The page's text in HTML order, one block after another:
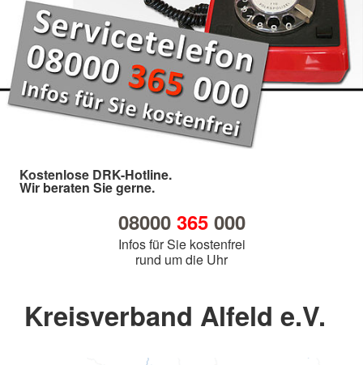
Kostenlose DRK-Hotline.
Wir beraten Sie gerne.
08000 365000
Infos für Sie kostenfrei
rund um die Uhr
Kreisverband Alfeld e.V.